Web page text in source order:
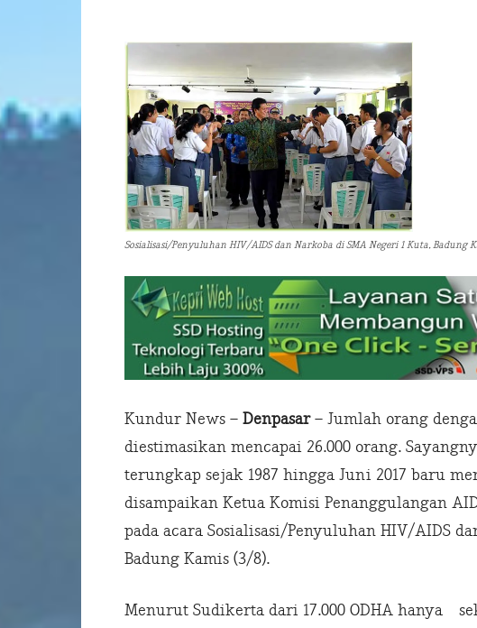
Sosialisasi/Penyuluhan HIV/AIDS dan Narkoba di SMA Negeri 1 Kuta, Badung
Kundur News – Denpasar– Jumlah orang
diestimasikan mencapai 26.000 orang.
terungkap sejak 1987 hingga Juni 2017 baru
disampaikan Ketua Komisi Penanggulangan
pada acara Sosialisasi/Penyuluhan HIV/AIDS
Badung Kamis (3/8).
Menurut Sudikerta dari 17.000 ODHA hanya